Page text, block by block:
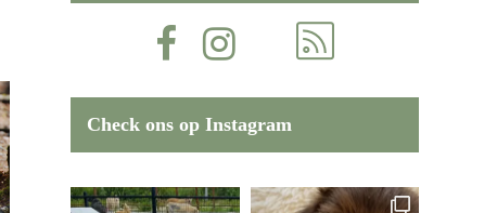
Check ons op Instagram